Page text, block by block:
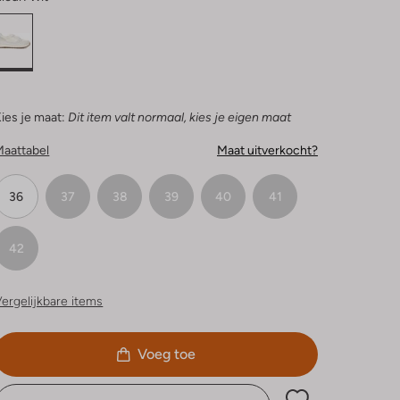
je maat: Dit item valt normaal, kies je eigen maat
Maat uitverkocht?
36 37 38 39 40 41
42
items
Voeg toe